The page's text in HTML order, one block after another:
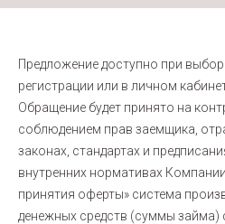
Предложение доступно при
регистрации или в личном
Обращение будет принято на
соблюдением прав заемщика,
законах, стандартах и
внутренних нормативах
принятия оферты» система
денежных средств (суммы